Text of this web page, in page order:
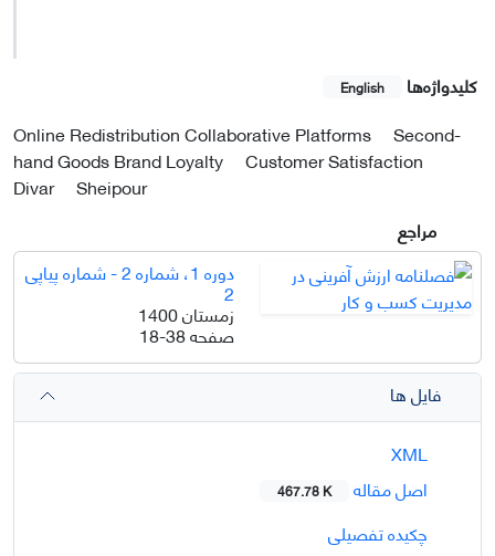
کلیدواژه‌ها English
Online Redistribution Collaborative Platforms
Second-
hand Goods Brand Loyalty
Customer Satisfaction
Divar
Sheipour
مراجع
دوره 1، شماره 2 - شماره پیاپی
2
زمستان 1400
صفحه18-38
فایل ها
اصل مقاله
467.78 K
چکیده تفصیلی